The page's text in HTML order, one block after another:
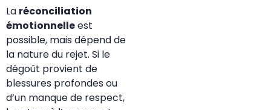
La réconciliation
émotionnelleest
possible, mais dépend de
la nature du rejet. Si le
dégoût provient de
blessures profondes ou
d’un manque de respect,